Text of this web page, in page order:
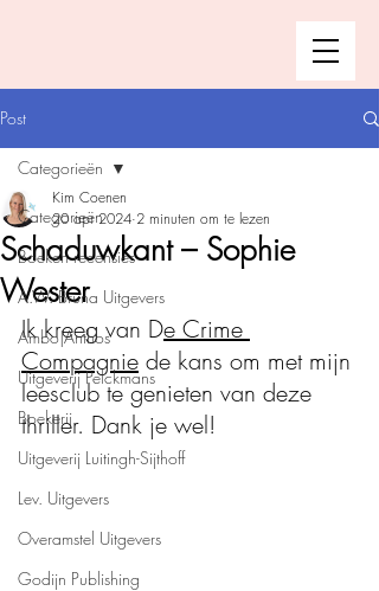
Post
Categorieën
Boeken recensies
A.W. Bruna Uitgevers
Ambo|Anthos
Uitgeverij Pelckmans
Boekerij
Uitgeverij Luitingh-Sijthoff
Lev. Uitgevers
Overamstel Uitgevers
Godijn Publishing
Categorieën
Schaduwkant – Sophie
Wester
Kim Coenen
20 apr 2024 2 minuten om te lezen
Ik kreeg van De Crime
Compagnie de kans om met mijn
leesclub te genieten van deze
thriller. Dank je wel!